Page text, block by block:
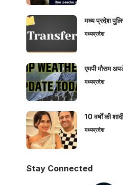
मध्य प्रदेश
मध्यप्रदेश
एमपी मौसम
मध्यप्रदेश
10 वर्षों की
मध्यप्रदेश
Stay Connected